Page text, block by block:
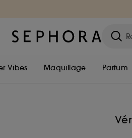
Vibes Maquillage Parfum